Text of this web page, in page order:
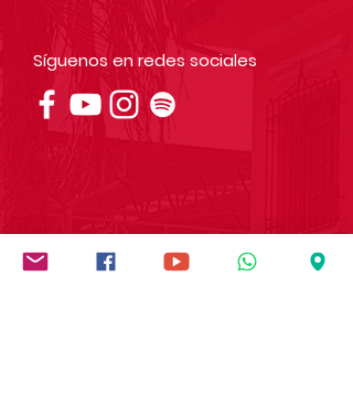
Síguenos en redes sociales